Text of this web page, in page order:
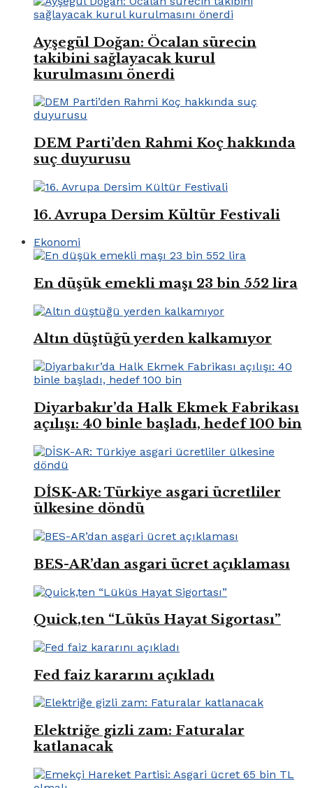
Ayşegül Doğan: Öcalan sürecin
takibini sağlayacak kurul
kurulmasını önerdi
DEM Parti’den Rahmi Koç hakkında
suç duyurusu
16. Avrupa Dersim Kültür Festivali
Ekonomi
En düşük emekli maşı 23 bin 552 lira
Altın düştüğü yerden kalkamıyor
Diyarbakır’da Halk Ekmek Fabrikası
açılışı: 40 binle başladı, hedef 100 bin
DİSK-AR: Türkiye asgari ücretliler
ülkesine döndü
BES-AR’dan asgari ücret açıklaması
Quick,ten “Lüküs Hayat Sigortası”
Fed faiz kararını açıkladı
Elektriğe gizli zam: Faturalar
katlanacak